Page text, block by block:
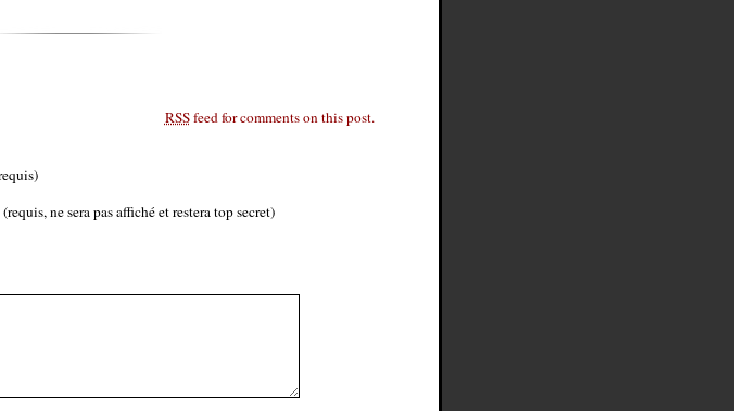
RSSfeed for comments on this post.
(requis, ne sera pas affiché et restera top secret)